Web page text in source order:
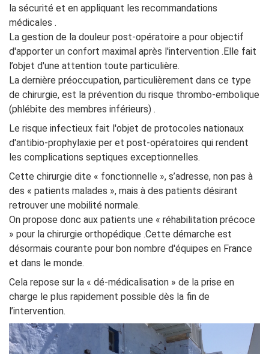
la sécurité et en appliquant les recommandations
médicales .
La gestion de la douleur post-opératoire a pour objectif
d'apporter un confort maximal après l'intervention .Elle fait
l’objet d'une attention toute particulière.
La dernière préoccupation, particulièrement dans ce type
de chirurgie, est la prévention du risque thrombo-embolique
(phlébite des membres inférieurs) .
Le risque infectieux fait l'objet de protocoles nationaux
d'antibio-prophylaxie per et post-opératoires qui rendent
les complications septiques exceptionnelles.
Cette chirurgie dite « fonctionnelle », s’adresse, non pas à
des « patients malades », mais à des patients désirant
retrouver une mobilité normale.
On propose donc aux patients une « réhabilitation précoce
» pour la chirurgie orthopédique .Cette démarche est
désormais courante pour bon nombre d'équipes en France
et dans le monde.
Cela repose sur la « dé-médicalisation » de la prise en
charge le plus rapidement possible dès la fin de
l’intervention.